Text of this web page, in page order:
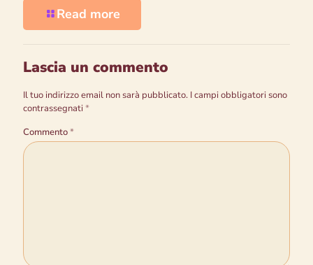
Read more
Lascia un commento
Il tuo indirizzo email non sarà pubblicato. I campi obbligatori sono
contrassegnati*
Commento*